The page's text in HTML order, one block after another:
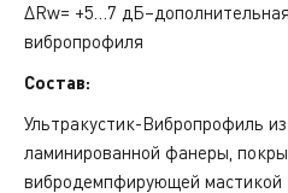
ΔRw= +5…7
вибропрофиля
Состав:
Ультракустик-Вибропрофиль
ламинированной фанеры,
вибродемпфирующей мастикой